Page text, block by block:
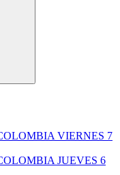
VIERNES 7
JUEVES 6